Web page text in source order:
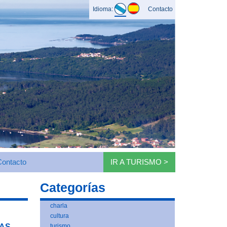
Idioma: Contacto
IR A TURISMO >
Categorías
charla
cultura